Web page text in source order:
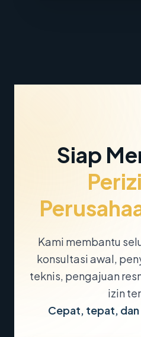
Siap
Kami membantu
konsultasi awal,
teknis, pengajuan
izin
Cepat, tepat, dan